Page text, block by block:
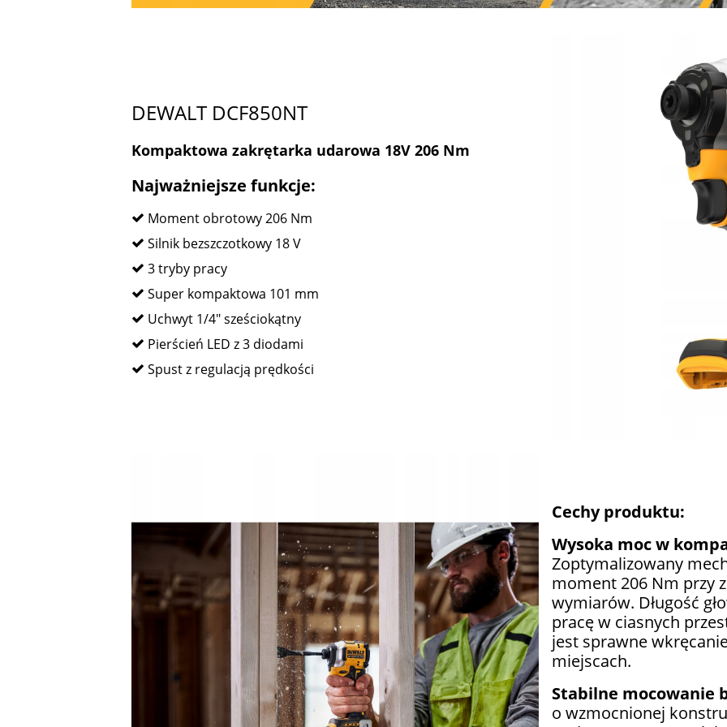
DEWALT DCF850NT
Kompaktowa zakrętarka udarowa 18V 206 Nm
Najważniejsze funkcje:
Moment obrotowy 206 Nm
Silnik bezszczotkowy 18 V
3 tryby pracy
Super kompaktowa 101 mm
Uchwyt 1/4" sześciokątny
Pierścień LED z 3 diodami
Spust z regulacją prędkości
Cechy produktu:
Wysoka moc w
Zoptymalizowany
moment 206 Nm przy
wymiarów. Długość
pracę w ciasnych
jest sprawne
miejscach.
Stabilne mocowanie
o wzmocnionej